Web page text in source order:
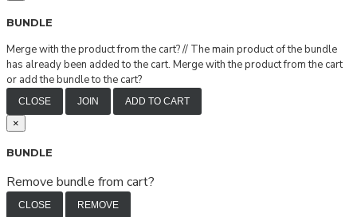
BUNDLE
Merge with the product from the cart?// The main product of the bundle
has already been added to the cart. Merge with the product from the cart
or add the bundle to the cart?
CLOSE JOIN ADD TO CART
×
BUNDLE
Remove bundle from cart?
CLOSE REMOVE